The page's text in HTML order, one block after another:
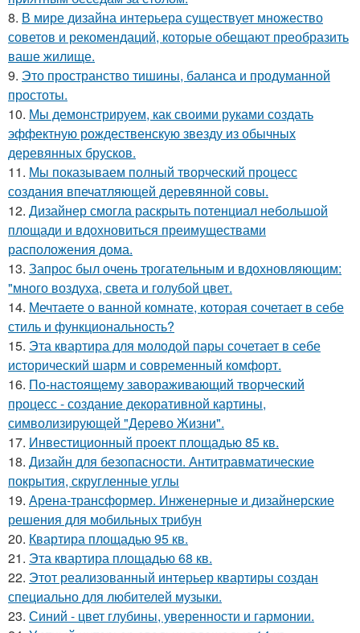
8. В мире дизайна интерьера существует множество
советов и рекомендаций, которые обещают преобразить
ваше жилище.
9. Это пространство тишины, баланса и продуманной
простоты.
10. Мы демонстрируем, как своими руками создать
эффектную рождественскую звезду из обычных
деревянных брусков.
11. Мы показываем полный творческий процесс
создания впечатляющей деревянной совы.
12. Дизайнер смогла раскрыть потенциал небольшой
площади и вдохновиться преимуществами
расположения дома.
13. Запрос был очень трогательным и вдохновляющим:
"много воздуха, света и голубой цвет.
14. Мечтаете о ванной комнате, которая сочетает в себе
стиль и функциональность?
15. Эта квартира для молодой пары сочетает в себе
исторический шарм и современный комфорт.
16. По-настоящему завораживающий творческий
процесс - создание декоративной картины,
символизирующей "Дерево Жизни".
17. Инвестиционный проект площадью 85 кв.
18. Дизайн для безопасности. Антитравматические
покрытия, скругленные углы
19. Арена-трансформер. Инженерные и дизайнерские
решения для мобильных трибун
20. Квартира площадью 95 кв.
21. Эта квартира площадью 68 кв.
22. Этот реализованный интерьер квартиры создан
специально для любителей музыки.
23. Синий - цвет глубины, уверенности и гармонии.